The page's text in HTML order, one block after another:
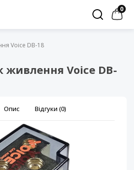
0
Voice DB-18
живлення Voice DB-
Опис Відгуки (0)